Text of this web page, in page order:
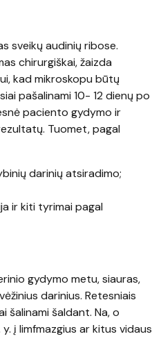
sveikų audinių ribose.
chirurgiškai, žaizda
kad mikroskopu būtų
pašalinami 10- 12 dienų po
paciento gydymo ir
Tuomet, pagal
darinių atsiradimo;
ir kiti tyrimai pagal
gydymo metu, siauras,
darinius. Retesniais
šalinami šaldant. Na, o
į limfmazgius ar kitus vidaus